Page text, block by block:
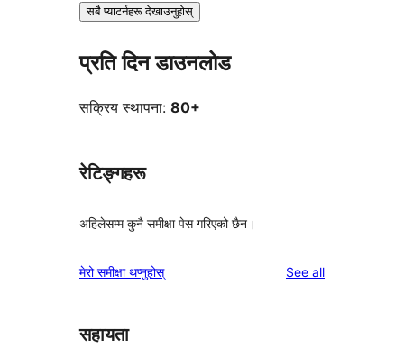
सबै प्याटर्नहरू देखाउनुहोस्
प्रति दिन डाउनलोड
सक्रिय स्थापना: 80+
रेटिङ्गहरू
अहिलेसम्म कुनै समीक्षा पेस गरिएको छैन।
मेरो समीक्षा थप्नुहोस् See allreviews
सहायता